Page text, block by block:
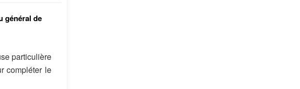
général de
particulière
compléter le